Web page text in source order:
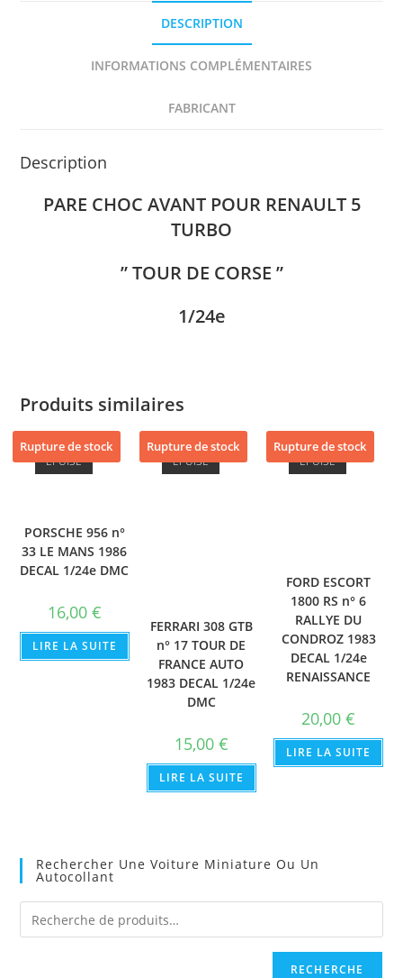
DESCRIPTION
INFORMATIONS COMPLÉMENTAIRES
FABRICANT
Description
PARE CHOC AVANT POUR RENAULT 5
TURBO
” TOUR DE CORSE ”
1/24e
Produits similaires
Rupture de stock
ÉPUISÉ
PORSCHE 956 n°
33 LE MANS 1986
DECAL 1/24e DMC
16,00 €
LIRE LA SUITE
Rupture de stock
ÉPUISÉ
FERRARI 308 GTB
n° 17 TOUR DE
FRANCE AUTO
1983 DECAL 1/24e
DMC
15,00 €
LIRE LA SUITE
Rupture de stock
ÉPUISÉ
FORD ESCORT
1800 RS n° 6
RALLYE DU
CONDROZ 1983
DECAL 1/24e
RENAISSANCE
20,00€
LIRE LA SUITE
Rechercher Une Voiture Miniature Ou Un
Autocollant
RECHERCHE